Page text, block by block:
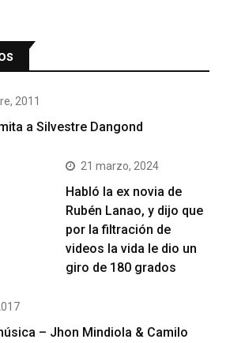
2011
a Silvestre Dangond
21 marzo, 2024
Habló la ex novia de
Rubén Lanao, y dijo que
por la filtración de
videos la vida le dio un
giro de 180 grados
– Jhon Mindiola & Camilo